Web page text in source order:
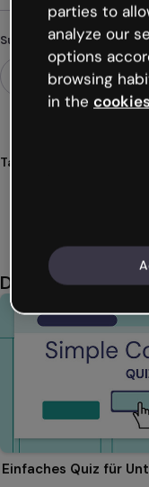
Suchst du etwas
Tags
Das könnte dir
Einfaches Quiz für
parties to
analyze our
options
browsing
in the